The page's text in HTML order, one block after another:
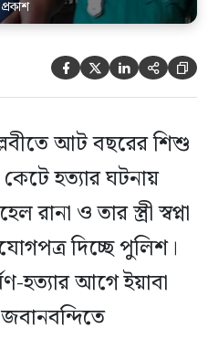
    
আট বছরের শিশু
হত্যার ঘটনায়
ও তার স্ত্রী স্বপ্না
দিচ্ছে পুলিশ।
হত্যার আগে ইয়াবা